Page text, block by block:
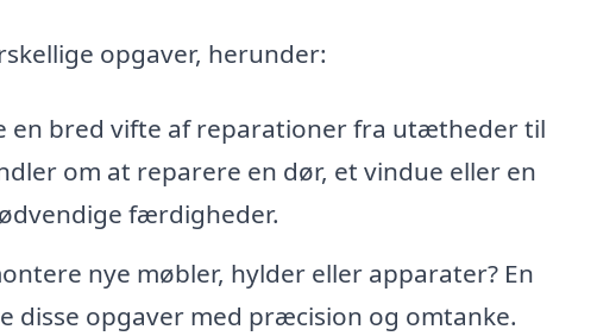
opgaver, herunder:
en bred vifte af reparationer fra utætheder til
om at reparere en dør, et vindue eller en
færdigheder.
nye møbler, hylder eller apparater? En
disse opgaver med præcision og omtanke.